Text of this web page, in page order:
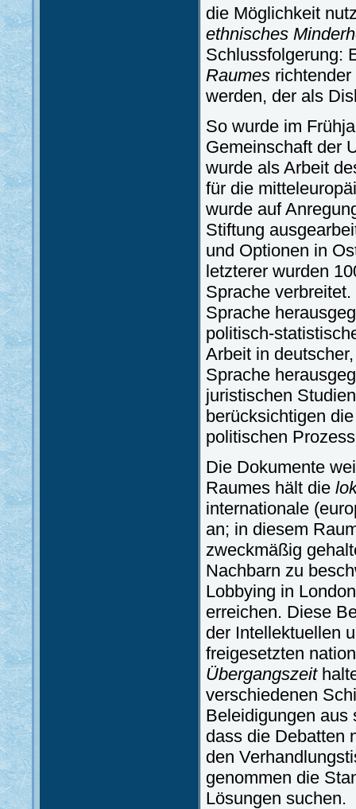
die Möglichkeit
ethnisches
Schlussfolgerung:
Raumes
werden, der als
So wurde im
Gemeinschaft der
wurde als Arbeit
für die
wurde auf
Stiftung
und Optionen in
letzterer wurden
Sprache
Sprache
politisch-
Arbeit in
Sprache
juristischen
berücksichtigen
politischen
Die Dokumente
Raumes hält die
internationale
an; in diesem
zweckmäßig
Nachbarn zu
Lobbying in
erreichen. Diese
der Intellektuellen
freigesetzten
Übergangszeit
verschiedenen
Beleidigungen aus
dass die Debatten
den
genommen die
Lösungen suchen.